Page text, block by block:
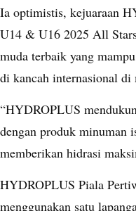
Ia optimistis, kejuaraan
U14 & U16 2025 All
muda terbaik yang
di kancah internasional di
“HYDROPLUS
dengan produk minuman
memberikan hidrasi
HYDROPLUS Piala
menggunakan satu